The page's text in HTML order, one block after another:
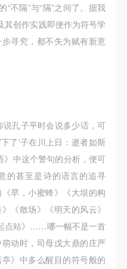
“不隔”与“隔”之间了。据我
其创作实践即便作为符号学
寻究，都不失为赋有新意
说孔子平时会说多少话，可
了'子在川上日：逝者如斯
》中这个警句的分析，便可
的甚至是诗的语言的追寻
早，小蜜蜂》《大坝的构
《散场》《明天的风云》
点站》……哪一幅不是一首
动时，司母戊大鼎的庄严
》中多么醒目的符号般的